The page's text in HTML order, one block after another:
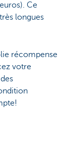
Ce
longues
récompense
votre